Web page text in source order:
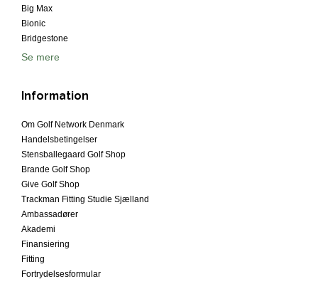
Big Max
Bionic
Bridgestone
Se mere
Information
Om Golf Network Denmark
Handelsbetingelser
Stensballegaard Golf Shop
Brande Golf Shop
Give Golf Shop
Trackman Fitting Studie Sjælland
Ambassadører
Akademi
Finansiering
Fitting
Fortrydelsesformular